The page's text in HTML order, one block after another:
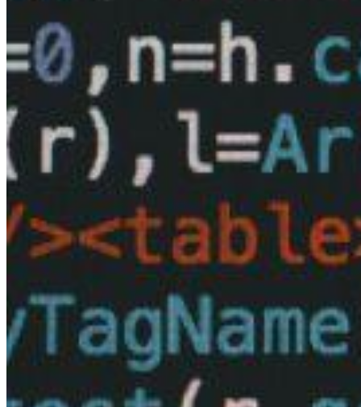
Норильск
Бийск
Реутов
Ангарск
Королёв
Великий Новгород
Йошкар-Ола
Туапсе
Мурманск
Череповец
Нижневартовск
Нижнекамск
Сургут
Старый Оскол
Волжский
Пятигорск